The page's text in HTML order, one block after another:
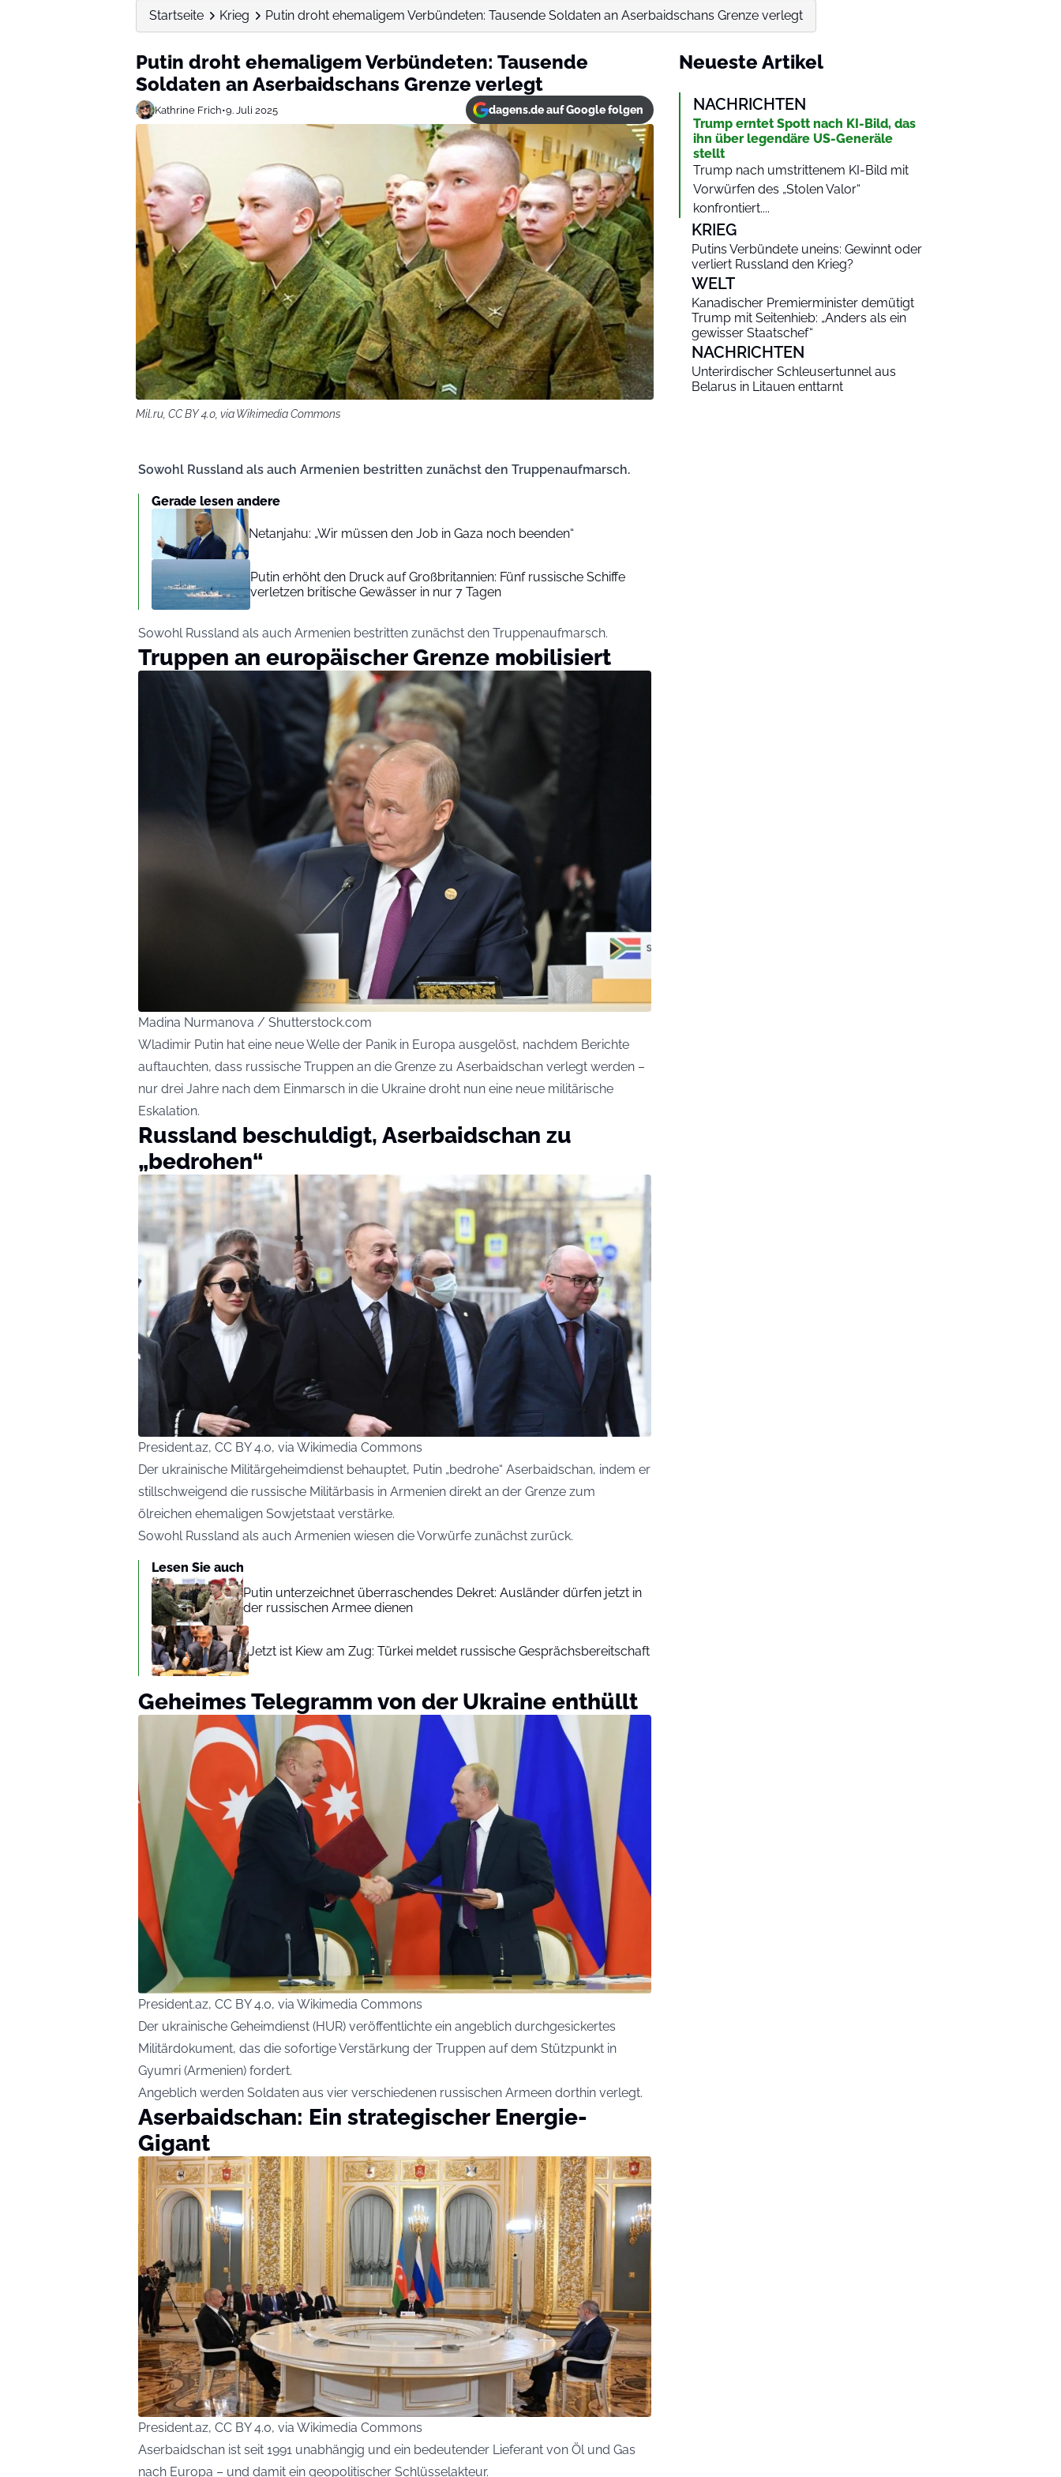
Startseite Krieg Putin droht ehemaligem Verbündeten: Tausende Soldaten an Aserbaidschans Grenze verlegt
Putin droht ehemaligem Verbündeten: Tausende
Soldaten an Aserbaidschans Grenze verlegt
Kathrine Frich•9. Juli 2025 dagens.de auf Google folgen
Mil.ru, CC BY 4.0, via Wikimedia Commons
Sowohl Russland als auch Armenien bestritten zunächst den Truppenaufmarsch.
Gerade lesen andere
Netanjahu: „Wir müssen den Job in Gaza noch beenden“
Putin erhöht den Druck auf Großbritannien: Fünf russische Schiffe
verletzen britische Gewässer in nur 7 Tagen
Sowohl Russland als auch Armenien bestritten zunächst den Truppenaufmarsch.
Truppen an europäischer Grenze mobilisiert
Madina Nurmanova / Shutterstock.com
Wladimir Putin hat eine neue Welle der Panik in Europa ausgelöst, nachdem Berichte
auftauchten, dass russische Truppen an die Grenze zu Aserbaidschan verlegt werden –
nur drei Jahre nach dem Einmarsch in die Ukraine droht nun eine neue militärische
Eskalation.
Russland beschuldigt, Aserbaidschan zu
„bedrohen“
President.az, CC BY 4.0, via Wikimedia Commons
Der ukrainische Militärgeheimdienst behauptet, Putin „bedrohe“ Aserbaidschan, indem er
stillschweigend die russische Militärbasis in Armenien direkt an der Grenze zum
ölreichen ehemaligen Sowjetstaat verstärke.
Sowohl Russland als auch Armenien wiesen die Vorwürfe zunächst zurück.
Lesen Sie auch
Putin unterzeichnet überraschendes Dekret: Ausländer dürfen jetzt in
der russischen Armee dienen
Jetzt ist Kiew am Zug: Türkei meldet russische Gesprächsbereitschaft
Geheimes Telegramm von der Ukraine enthüllt
President.az, CC BY 4.0, via Wikimedia Commons
Der ukrainische Geheimdienst (HUR) veröffentlichte ein angeblich durchgesickertes
Militärdokument, das die sofortige Verstärkung der Truppen auf dem Stützpunkt in
Gyumri (Armenien) fordert.
Angeblich werden Soldaten aus vier verschiedenen russischen Armeen dorthin verlegt.
Aserbaidschan: Ein strategischer Energie-
Gigant
President.az, CC BY 4.0, via Wikimedia Commons
Aserbaidschan ist seit 1991 unabhängig und ein bedeutender Lieferant von Öl und Gas
nach Europa – und damit ein geopolitischer Schlüsselakteur.
Neueste Artikel
NACHRICHTEN
Trump erntet Spott nach KI-Bild, das
ihn über legendäre US-Generäle
stellt
Trump nach umstrittenem KI-Bild mit
Vorwürfen des „Stolen Valor“
konfrontiert....
KRIEG
Putins Verbündete uneins: Gewinnt oder
verliert Russland den Krieg?
WELT
Kanadischer Premierminister demütigt
Trump mit Seitenhieb: „Anders als ein
gewisser Staatschef“
NACHRICHTEN
Unterirdischer Schleusertunnel aus
Belarus in Litauen enttarnt